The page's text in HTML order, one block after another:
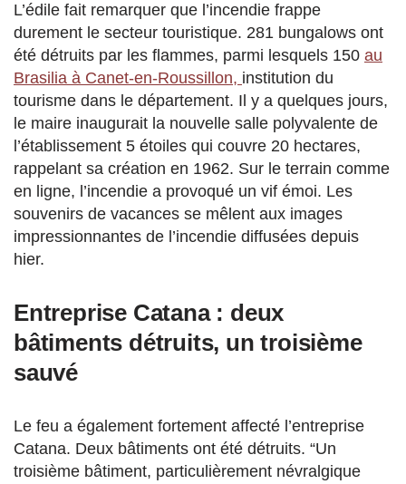
L’édile fait remarquer que l’incendie frappe
durement le secteur touristique. 281 bungalows ont
été détruits par les flammes, parmi lesquels 150 au
Brasilia à Canet-en-Roussillon, institution du
tourisme dans le département. Il y a quelques jours,
le maire inaugurait la nouvelle salle polyvalente de
l’établissement 5 étoiles qui couvre 20 hectares,
rappelant sa création en 1962. Sur le terrain comme
en ligne, l’incendie a provoqué un vif émoi. Les
souvenirs de vacances se mêlent aux images
impressionnantes de l’incendie diffusées depuis
hier.
Entreprise Catana : deux
bâtiments détruits, un troisième
sauvé
Le feu a également fortement affecté l’entreprise
Catana. Deux bâtiments ont été détruits. “Un
troisième bâtiment, particulièrement névralgique